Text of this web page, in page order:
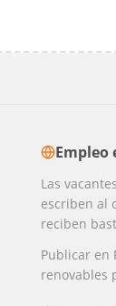
Empleo
Las
escriben al
reciben
Publicar en
renovables